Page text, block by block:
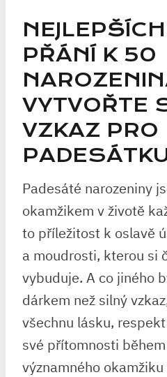
PŘÁNÍ K 50
VYTVOŘTE
‍VZKAZ PRO
Padesáté narozeniny⁣
okamžikem v životě
to příležitost k‌ oslavě
a ​moudrosti, kterou si
vybuduje. A co jiného
dárkem než silný
všechnu lásku,
své přítomnosti
významného